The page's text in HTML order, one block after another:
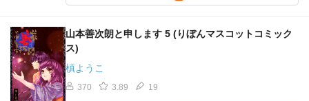
山本善次朗と申します 5 (りぼんマスコットコミック
ス)
槙ようこ
370 3.89 19